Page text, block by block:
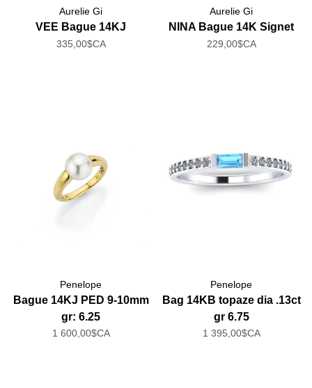
Aurelie Gi
VEE Bague 14KJ
335,00$CA
Aurelie Gi
NINA Bague 14K Signet
229,00$CA
Penelope
Bague 14KJ PED 9-10mm
gr: 6.25
1 600,00$CA
Penelope
Bag 14KB topaze dia .13ct
gr 6.75
1 395,00$CA